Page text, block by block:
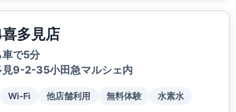
多見店
車で5分
見9-2-35小田急マルシェ内
Wi-Fi 他店舗利用 無料体験
水素水